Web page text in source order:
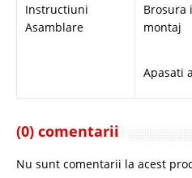
Instructiuni
Asamblare
Brosura
montaj
Apasati
(0) comentarii
Nu sunt comentarii la acest